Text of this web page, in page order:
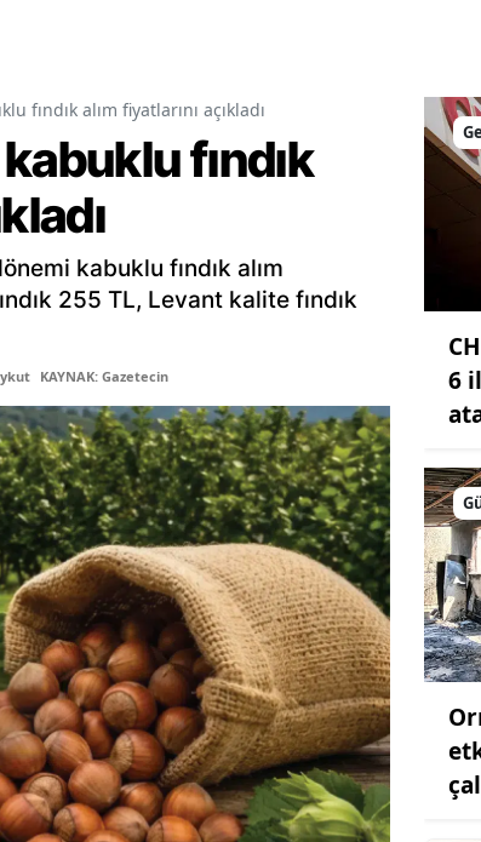
Ordu
Sakarya
Siirt
Sinop
Sivas
Tekirdağ
Tokat
Trabzon
Tunceli
Şanlıurfa
Uşak
Van
fındık alım fiyatlarını açıkladı
fındık
kabuklu fındık alım
255 TL, Levant kalite fındık
KAYNAK: Gazetecin
6